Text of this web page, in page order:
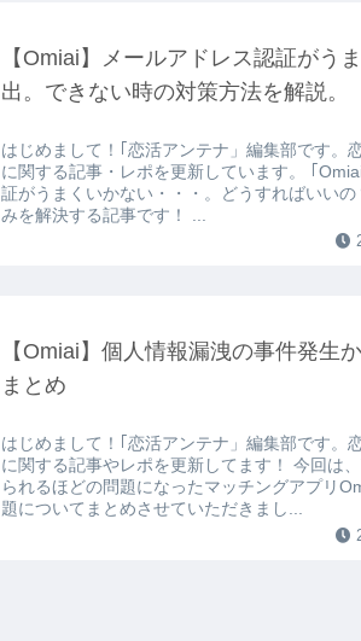
【Omiai】メールアドレス認証がう
出。できない時の対策方法を解説。
はじめまして！｢恋活アンテナ」編集部です。
に関する記事・レポを更新しています。 ｢
証がうまくいかない・・・。どうすればいい
みを解決する記事です！ ...
【Omiai】個人情報漏洩の事件発生
まとめ
はじめまして！｢恋活アンテナ」編集部です。
に関する記事やレポを更新してます！ 今回は
られるほどの問題になったマッチングアプリ
題についてまとめさせていただきまし...